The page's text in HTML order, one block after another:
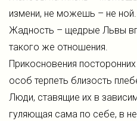
измени, не можешь – не ной.
Жадность – щедрые Львы
такого же отношения.
Прикосновения
особ терпеть близость
Люди, ставящие их в
гуляющая сама по себе, в